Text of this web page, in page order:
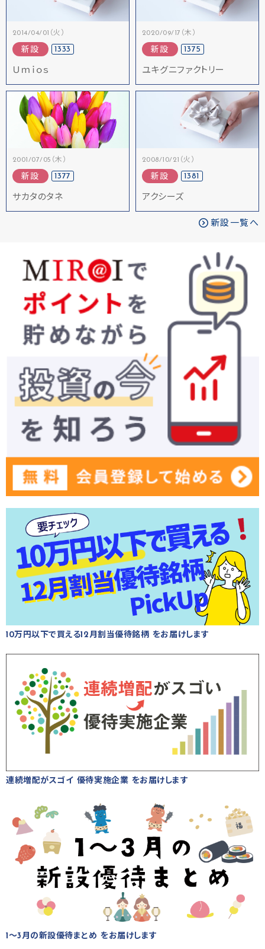
2014/04/01（火）
新設 1333
Ｕｍｉｏｓ
2020/09/17（木）
新設 1375
ユキグニファクトリー
2001/07/05（木）
新設 1377
サカタのタネ
2008/10/21（火）
新設 1381
アクシーズ
新設一覧へ
10万円以下で買える12月割当優待銘柄 をお届けします
連続増配がスゴイ 優待実施企業 をお届けします
1～3月の新設優待まとめ をお届けします